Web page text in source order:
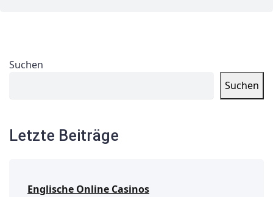
Suchen
Suchen
Letzte Beiträge
Englische Online Casinos